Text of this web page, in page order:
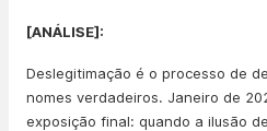
[ANÁLISE]:
Deslegitimação é o processo de
nomes verdadeiros. Janeiro de
exposição final: quando a ilusão